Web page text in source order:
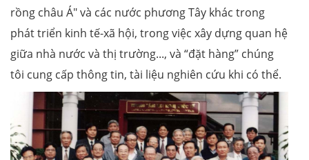
rồng châu Á" và các nước phương Tây khác trong
phát triển kinh tế-xã hội, trong việc xây dựng quan hệ
giữa nhà nước và thị trường..., và “đặt hàng” chúng
tôi cung cấp thông tin, tài liệu nghiên cứu khi có thể.